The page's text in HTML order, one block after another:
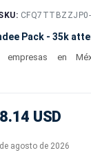
Pack - 35k
empresas en
USD
agosto de 2026